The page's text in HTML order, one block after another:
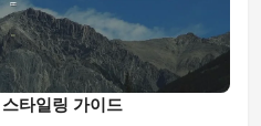
타일링 가이드